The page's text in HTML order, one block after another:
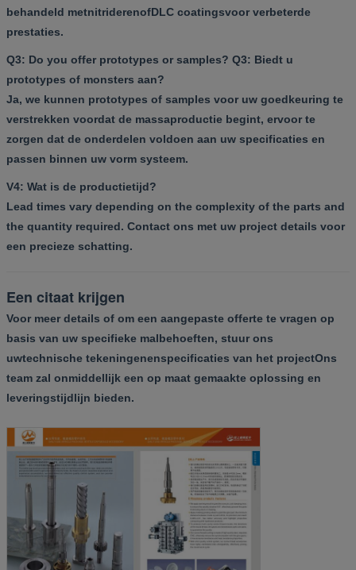
behandeld metnitriderenofDLC coatingsvoor verbeterde
prestaties.
Q3: Do you offer prototypes or samples? Q3: Biedt u
prototypes of monsters aan?
Ja, we kunnen prototypes of samples voor uw goedkeuring te
verstrekken voordat de massaproductie begint, ervoor te
zorgen dat de onderdelen voldoen aan uw specificaties en
passen binnen uw vorm systeem.
V4: Wat is de productietijd?
Lead times vary depending on the complexity of the parts and
the quantity required. Contact ons met uw project details voor
een precieze schatting.
Een citaat krijgen
Voor meer details of om een aangepaste offerte te vragen op
basis van uw specifieke malbehoeften, stuur ons
uwtechnische tekeningenenspecificaties van het projectOns
team zal onmiddellijk een op maat gemaakte oplossing en
leveringstijdlijn bieden.